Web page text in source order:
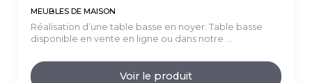
MEUBLES DE MAISON
Réalisation d’une table basse en noyer. Table basse
disponible en vente en ligne ou dans notre ...
Voir le produit